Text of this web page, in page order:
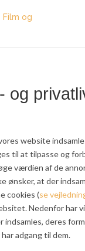
og
website
til at tilpasse og
værdien af de
ønsker, at der
cookies (se
Nedenfor har
indsamles, deres
adgang til dem.